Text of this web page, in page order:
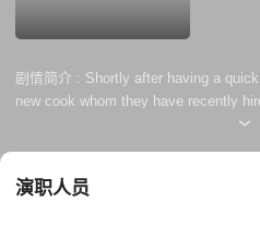
剧情简介 : Shortly after having a
new cook whom they have recently
bad attack of indigestion, and
suspect the worst, and he takes a cup
演职人员